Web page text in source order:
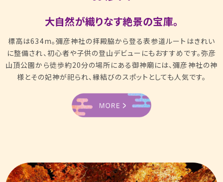
大自然が織りなす絶景の宝庫。
標高は634m。彌彦神社の拝殿脇から登る表参道ルートはきれい
に整備され、初心者や子供の登山デビューにもおすすめです。弥彦
山頂公園から徒歩約20分の場所にある御神廟には、彌彦神社の神
様とその妃神が祀られ、縁結びのスポットとしても人気です。